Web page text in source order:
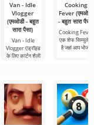
Van - Idle
Vlogger
(एमओडी - बहुत
सारा पैसा)
Van - Idle
Vlogger एंड्रॉइड
के लिए कार्टून शैली
Cooking
Fever (एमओडी
- बहुत सारा पैसा)
Cooking Fever
एक शेफ सिम्युलेटर
है जहां आप भोजन